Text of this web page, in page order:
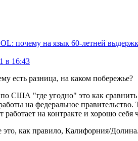
почему на язык 60-летней
в 16:43
есть разница, на каком побережье?
США "где угодно" это как
на федеральное
на контракте и хорошо себя
это, как правило, Калифорния/